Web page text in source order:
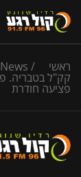
ראשי /
News
פציעה חודרת